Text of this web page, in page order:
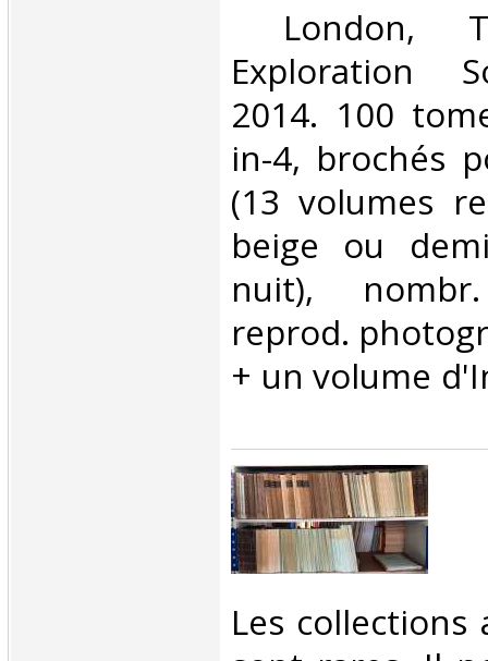
London,
Exploration
2014. 100
in-4, brochés
(13 volumes
beige ou
nuit),
reprod.
+ un volume
‎Les collections